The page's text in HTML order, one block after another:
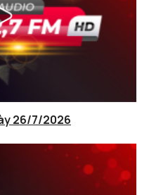
26/7/2026